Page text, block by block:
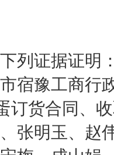
证据证明
豫工商行
订货合同、
明玉、赵